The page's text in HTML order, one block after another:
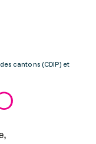
cantons (CDIP) et